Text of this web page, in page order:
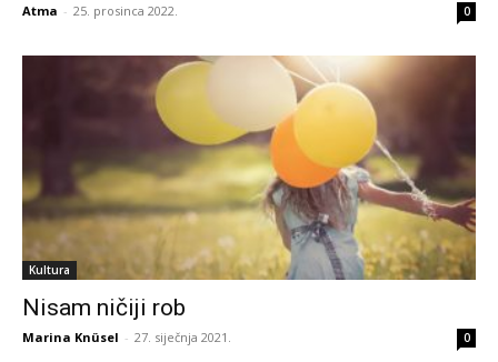
Atma - 25. prosinca 2022. 0
Kultura
Nisam ničiji rob
Marina Knüsel - 27. siječnja 2021. 0